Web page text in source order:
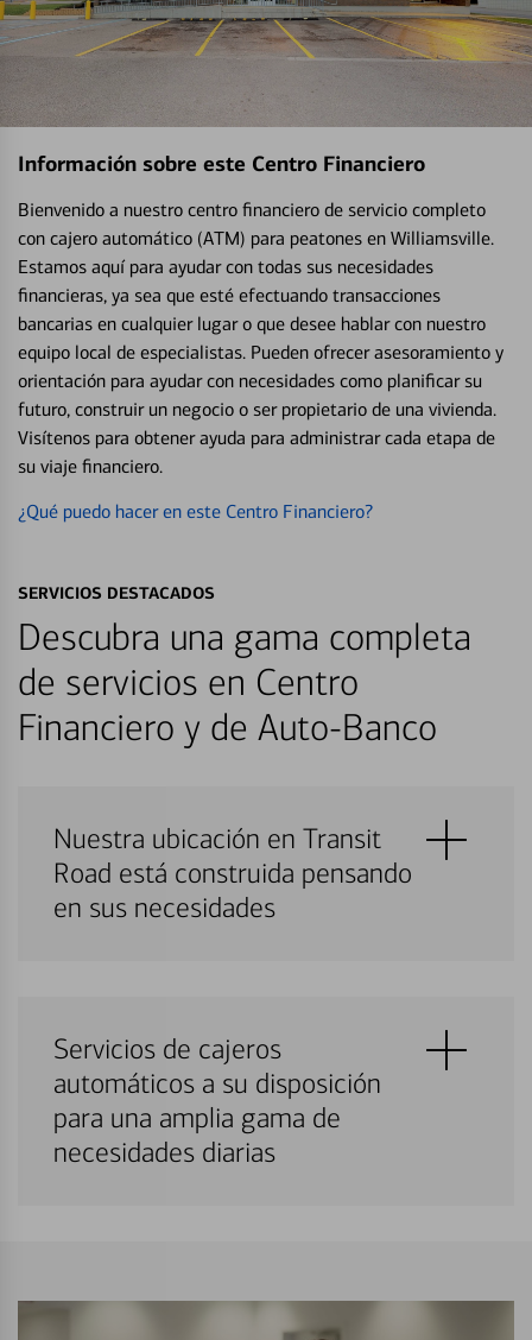
Información sobre este Centro Financiero
Bienvenido a nuestro centro financiero de servicio completo
con cajero automático (ATM) para peatones en Williamsville.
Estamos aquí para ayudar con todas sus necesidades
financieras, ya sea que esté efectuando transacciones
bancarias en cualquier lugar o que desee hablar con nuestro
equipo local de especialistas. Pueden ofrecer asesoramiento y
orientación para ayudar con necesidades como planificar su
futuro, construir un negocio o ser propietario de una vivienda.
Visítenos para obtener ayuda para administrar cada etapa de
su viaje financiero.
¿Qué puedo hacer en este Centro Financiero?
SERVICIOS DESTACADOS
Descubra una gama completa
de servicios en Centro
Financiero y de Auto-Banco
Nuestra ubicación en Transit
Road está construida pensando
en sus necesidades
Servicios de cajeros
automáticos a su disposición
para una amplia gama de
necesidades diarias